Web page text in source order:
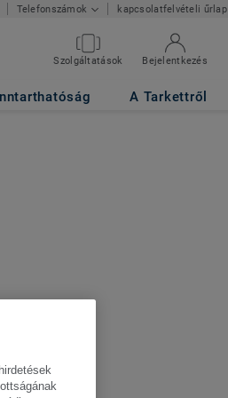
Telefonszámok kapcsolatfelvételi űrlap
Szolgáltatások Bejelentkezés
A Tarkettről